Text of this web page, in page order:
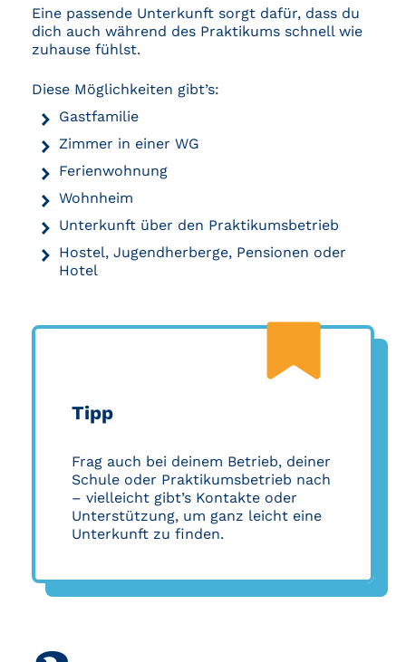
Eine passende Unterkunft sorgt dafür, dass du
dich auch während des Praktikums schnell wie
zuhause fühlst.
Diese Möglichkeiten gibt’s:
Gastfamilie
Zimmer in einer WG
Ferienwohnung
Wohnheim
Unterkunft über den Praktikumsbetrieb
Hostel, Jugendherberge, Pensionen oder
Hotel
Tipp
Frag auch bei deinem Betrieb, deiner
Schule oder Praktikumsbetrieb nach
– vielleicht gibt’s Kontakte oder
Unterstützung, um ganz leicht eine
Unterkunft zu finden.